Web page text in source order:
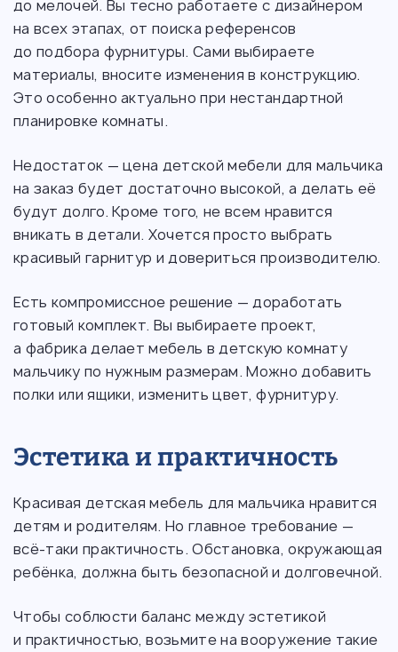
до мелочей. Вы тесно работаете с дизайнером
на всех этапах, от поиска референсов
до подбора фурнитуры. Сами выбираете
материалы, вносите изменения в конструкцию.
Это особенно актуально при нестандартной
планировке комнаты.
Недостаток — цена детской мебели для мальчика
на заказ будет достаточно высокой, а делать её
будут долго. Кроме того, не всем нравится
вникать в детали. Хочется просто выбрать
красивый гарнитур и довериться производителю.
Есть компромиссное решение — доработать
готовый комплект. Вы выбираете проект,
а фабрика делает мебель в детскую комнату
мальчику по нужным размерам. Можно добавить
полки или ящики, изменить цвет, фурнитуру.
Эстетика и практичность
Красивая детская мебель для мальчика нравится
детям и родителям. Но главное требование —
всё-таки практичность. Обстановка, окружающая
ребёнка, должна быть безопасной и долговечной.
Чтобы соблюсти баланс между эстетикой
и практичностью, возьмите на вооружение такие